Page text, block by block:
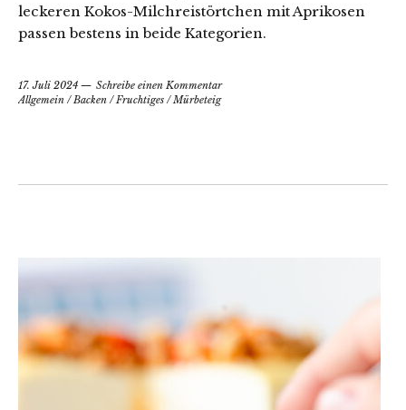
leckeren Kokos-Milchreistörtchen mit Aprikosen
passen bestens in beide Kategorien.
17. Juli 2024
Schreibe einen Kommentar
Allgemein /Backen /Fruchtiges /Mürbeteig